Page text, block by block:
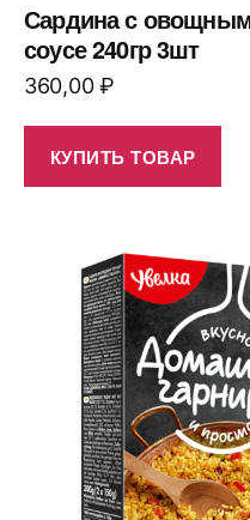
Сардина с
соусе 240гр 3шт
360,00₽
КУПИТЬ ТОВАР